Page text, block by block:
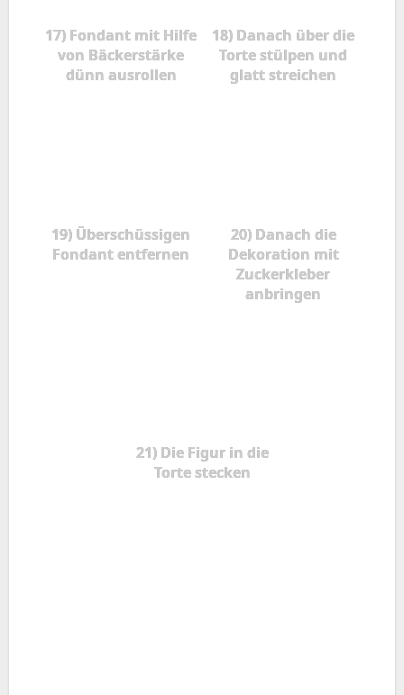
17) Fondant mit Hilfe
von Bäckerstärke
dünn ausrollen
18) Danach über die
Torte stülpen und
glatt streichen
19) Überschüssigen
Fondant entfernen
20) Danach die
Dekoration mit
Zuckerkleber
anbringen
21) Die Figur in die
Torte stecken